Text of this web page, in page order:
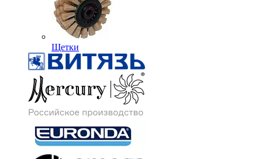
Щетки